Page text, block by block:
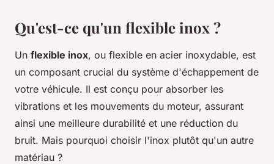
Qu'est-ce qu'un flexible inox ?
Un flexible inox, ou flexible en acier inoxydable, est
un composant crucial du système d'échappement de
votre véhicule. Il est conçu pour absorber les
vibrations et les mouvements du moteur, assurant
ainsi une meilleure durabilité et une réduction du
bruit. Mais pourquoi choisir l'inox plutôt qu'un autre
matériau ?